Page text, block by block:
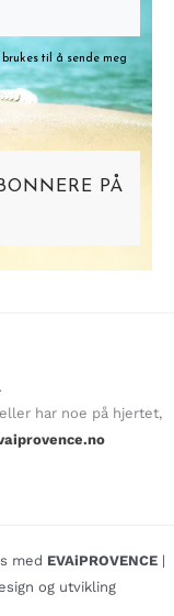
til å sende meg
PÅ
har noe på hjertet,
med EVAiPROVENCE |
og utvikling